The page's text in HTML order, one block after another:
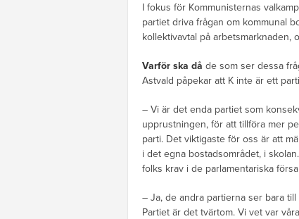
I fokus för Kommunisternas
partiet driva frågan om kommunal
kollektivavtal på arbetsmarknaden,
Varför ska då de som ser dessa
Astvald påpekar att K inte är ett
– Vi är det enda partiet som
upprustningen, för att tillföra mer
parti. Det viktigaste för oss är att
i det egna bostadsområdet, i
folks krav i de parlamentariska
– Ja, de andra partierna ser bara
Partiet är det tvärtom. Vi vet var